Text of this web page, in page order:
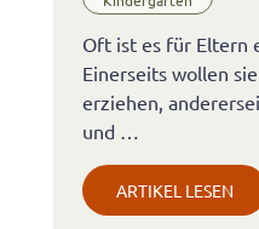
Oft ist es für Eltern
Einerseits wollen
erziehen,
und …
ARTIKEL LESEN